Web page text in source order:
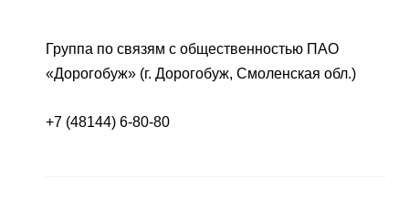
Группа по связям с общественностью ПАО
«Дорогобуж» (г. Дорогобуж, Смоленская обл.)
+7 (48144) 6-80-80